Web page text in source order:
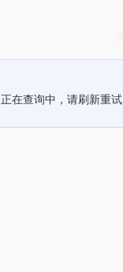
正在查询中，请刷新重试